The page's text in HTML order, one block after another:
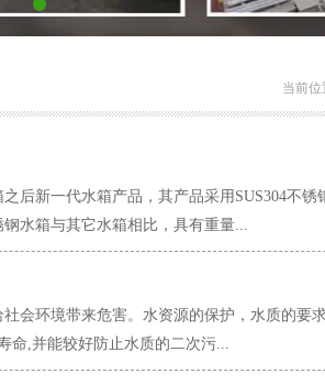
当前位
后新一代水箱产品，其产品采用SUS304不锈
水箱与其它水箱相比，具有重量...
会环境带来危害。水资源的保护，水质的要
命,并能较好防止水质的二次污...